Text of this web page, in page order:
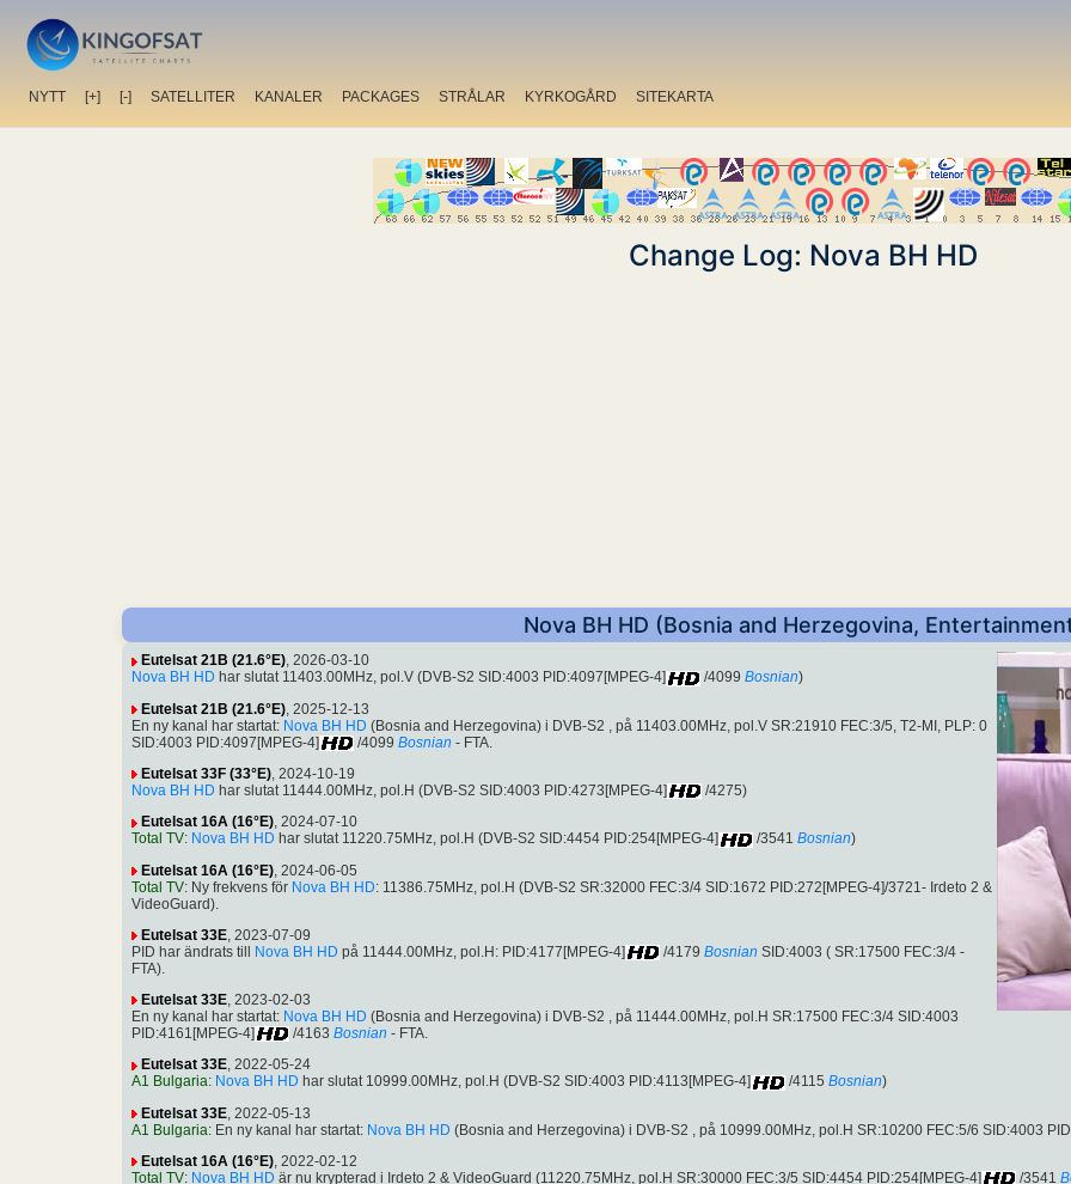
NYTT [+] [-] SATELLITER KANALER PACKAGES STRÅLAR KYRKOGÅRD SITEKARTA
Change Log: Nova BH HD
Nova BH HD (Bosnia and Herzegovina,
Eutelsat 21B (21.6°E), 2026-03-10
Nova BH HD har slutat 11403.00MHz, pol.V (DVB-S2 SID:4003 PID:4097[MPEG-4] /4099 Bosnian)
Eutelsat 21B (21.6°E) , 2025-12-13
En ny kanal har startat: Nova BH HD (Bosnia and Herzegovina) i DVB-S2 , på 11403.00MHz, pol.V SR:21910 FEC:3/5, T2-MI, PLP: 0
SID:4003 PID:4097[MPEG-4]
/4099 Bosnian - FTA.
Eutelsat 33F (33°E), 2024-10-19
Nova BH HD har slutat 11444.00MHz, pol.H (DVB-S2 SID:4003 PID:4273[MPEG-4]
/4275)
Eutelsat 16A (16°E), 2024-07-10
Total TV: Nova BH HD har slutat 11220.75MHz, pol.H (DVB-S2 SID:4454 PID:254[MPEG-4] /3541 Bosnian)
Eutelsat 16A (16°E) , 2024-06-05
Total TV: Ny frekvens för Nova BH HD: 11386.75MHz, pol.H (DVB-S2 SR:32000 FEC:3/4 SID:1672 PID:272[MPEG-4]/3721- Irdeto 2 &
VideoGuard).
Eutelsat 33E , 2023-07-09
PID har ändrats till Nova BH HD på 11444.00MHz, pol.H: PID:4177[MPEG-4] /4179 Bosnian SID:4003 ( SR:17500 FEC:3/4 -
FTA).
Eutelsat 33E, 2023-02-03
En ny kanal har startat: Nova BH HD (Bosnia and Herzegovina) i DVB-S2 , på 11444.00MHz, pol.H SR:17500 FEC:3/4 SID:4003
PID:4161[MPEG-4]
/4163 Bosnian - FTA.
Eutelsat 33E, 2022-05-24
A1 Bulgaria: Nova BH HD har slutat 10999.00MHz, pol.H (DVB-S2 SID:4003 PID:4113[MPEG-4] /4115 Bosnian)
Eutelsat 33E , 2022-05-13
A1 Bulgaria: En ny kanal har startat: Nova BH HD (Bosnia and Herzegovina) i DVB-S2 , på 10999.00MHz, pol.H SR:10200 FEC:5/6 SID:4003
Eutelsat 16A (16°E), 2022-02-12
Total TV: Nova BH HD är nu krypterad i Irdeto 2 & VideoGuard (11220.75MHz, pol.H SR:30000 FEC:3/5 SID:4454 PID:254[MPEG-4] /3541